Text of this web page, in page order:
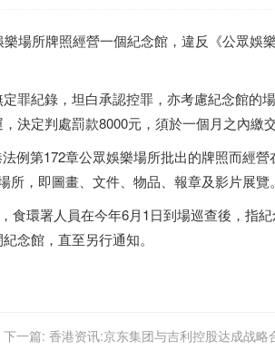
場所牌照經營一個紀念館，違反《公眾娛
罪紀錄，坦白承認控罪，亦考慮紀念館的
決定判處罰款8000元，須於一個月之內繳交
法例第172章公眾娛樂場所批出的牌照而經營
，即圖畫、文件、物品、報章及影片展覽。
食環署人員在今年6月1日到場巡查後，指
念館，直至另行通知。
下一篇: 香港资讯:京东集团与吉利控股达成战略